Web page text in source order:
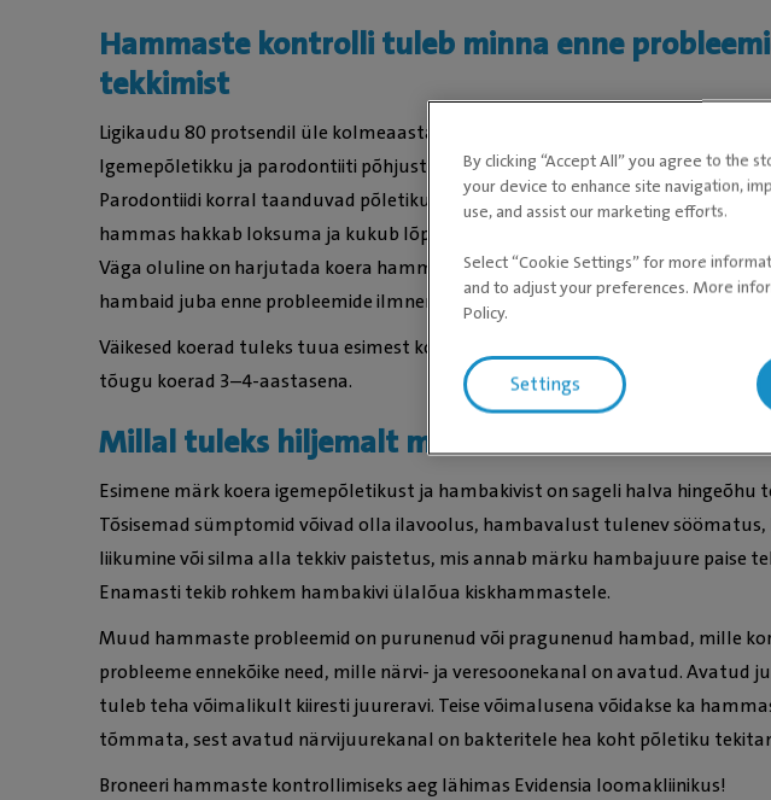
Hammaste kontrolli tuleb minna enne
tekkimist
Ligikaudu 80 protsendil üle kolmeaastastest koertest on igemepõletik või
Igemepõletikku ja parodontiiti põhjustab iga päev hammaste pinnale
Parodontiidi korral taanduvad põletiku tagajärjel hammast ümbritsev luu ja
hammas hakkab loksuma ja kukub lõpuks välja. Seda saab ennetada hea
Väga oluline on harjutada koera hammaste harjamisega juba noorena. Lisaks
hambaid juba enne probleemide ilmnemist regulaarselt kontrollida.
Väikesed koerad tuleks tuua esimest korda hambaid kontrollima umbes 2-
tõugu koerad 3–4-aastasena.
Millal tuleks hiljemalt minna hammaste
Esimene märk koera igemepõletikust ja hambakivist on sageli halva hingeõhu
Tõsisemad sümptomid võivad olla ilavoolus, hambavalust tulenev
liikumine või silma alla tekkiv paistetus, mis annab märku hambajuure paise
Enamasti tekib rohkem hambakivi ülalõua kiskhammastele.
Muud hammaste probleemid on purunenud või pragunenud hambad, mille
probleeme ennekõike need, mille närvi- ja veresoonekanal on avatud. Avatud
tuleb teha võimalikult kiiresti juureravi. Teise võimalusena võidakse ka
tõmmata, sest avatud närvijuurekanal on bakteritele hea koht põletiku
Broneeri hammaste kontrollimiseks aeg lähimas Evidensia loomakliinikus!
By clicking “Accept All” you agree to the
your device to enhance site navigation,
use, and assist our marketing efforts.
Select “Cookie Settings” for more
and to adjust your preferences. More
Policy.
Settings